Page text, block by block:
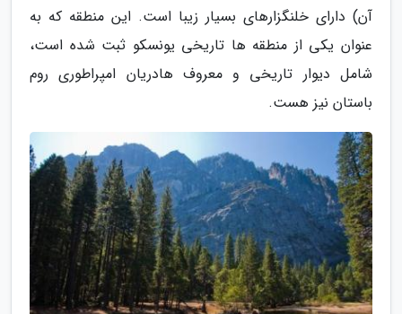
آن) دارای خلنگ­زارهای بسیار زیبا است. این منطقه­ که به
عنوان یکی از منطقه ها تاریخی یونسکو ثبت شده است،
شامل دیوار تاریخی و معروف هادریان امپراطوری روم
باستان نیز هست.